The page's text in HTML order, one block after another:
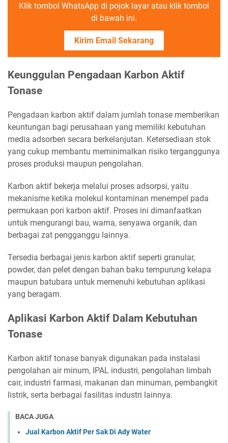
Klik tombol WhatsApp di pojok layar atau klik tombol
di bawah ini.
Kirim Email Sekarang
Keunggulan Pengadaan Karbon Aktif
Tonase
Pengadaan karbon aktif dalam jumlah tonase memberikan
keuntungan bagi perusahaan yang memiliki kebutuhan
media adsorben secara berkelanjutan. Ketersediaan stok
yang cukup membantu meminimalkan risiko terganggunya
proses produksi maupun pengolahan.
Karbon aktif bekerja melalui proses adsorpsi, yaitu
mekanisme ketika molekul kontaminan menempel pada
permukaan pori karbon aktif. Proses ini dimanfaatkan
untuk mengurangi bau, warna, senyawa organik, dan
berbagai zat pengganggu lainnya.
Tersedia berbagai jenis karbon aktif seperti granular,
powder, dan pelet dengan bahan baku tempurung kelapa
maupun batubara untuk memenuhi kebutuhan aplikasi
yang beragam.
Aplikasi Karbon Aktif Dalam Kebutuhan
Tonase
Karbon aktif tonase banyak digunakan pada instalasi
pengolahan air minum, IPAL industri, pengolahan limbah
cair, industri farmasi, makanan dan minuman, pembangkit
listrik, serta berbagai fasilitas industri lainnya.
BACA JUGA
Jual Karbon Aktif Per Sak Di Ady Water